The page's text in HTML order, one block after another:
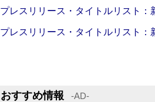
プレスリリース・タイトルリスト
プレスリリース・タイトルリスト
おすすめ情報 ‐AD‐